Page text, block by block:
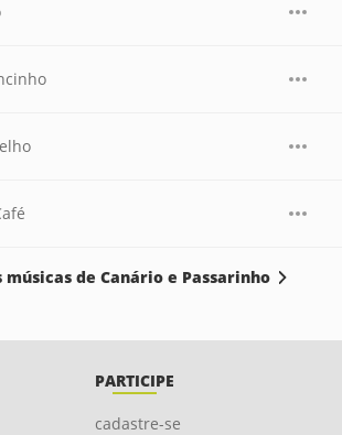
de Canário e Passarinho
PARTICIPE
cadastre-se